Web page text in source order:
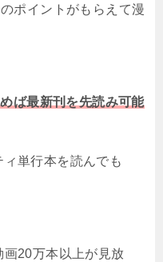
ポイントがもらえて漫
ば最新刊を先読み可能
単行本を読んでも
20万本以上が見放